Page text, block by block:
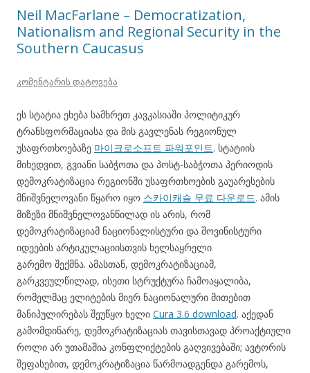
Neil MacFarlane – Democratization,
Nationalism and Regional Security in the
Southern Caucasus
კომენტარის დატოვება
ეს სტატია ეხება სამხრეთ კავკასიაში პოლიტიკურ
ტრანსფორმაციასა და მის გავლენას რეგიონულ
უსაფრთხოებაზე 마이크로소프트 파워포인트. სტატიის
მიხედვით, გვიანი საბჭოთა და პოსტ-საბჭოთა პერიოდის
დემოკრატიზაცია რეგიონში უსაფრთხოების გაუარესების
მნიშვნელოვანი წყარო იყო 스카이캐슬 무료 다운로드. ამის
მიზეზი მნიშვნელოვანწილად ის არის, რომ
დემოკრატიზაციამ ნაციონალისტური და შოვინისტური
იდეების არტიკულაციისთვის ხელსაყრელი
გარემო შექმნა. ამასთან, დემოკრატიზაციამ,
გარკვეულწილად, ისეთი სტრუქტურა ჩამოაყალიბა,
რომელმაც ელიტების მიერ ნაციონალური მითებით
მანიპულირებას შეუწყო ხელი Cura 3.6 download. აქედან
გამომდინარე, დემოკრატიზაციას თავისთავად პროაქტიული
როლი არ უთამაშია კონფლიქტების გაღვივებაში; ავტორის
შეფასებით, დემოკრატიზაცია წარმოადგენდა გარემოს,